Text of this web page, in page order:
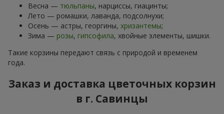
Весна — тюльпаны, нарциссы, гиацинты;
Лето — ромашки, лаванда, подсолнухи;
Осень — астры, георгины, хризантемы;
Зима — розы, гипсофила, хвойные элементы, шишки.
Такие корзины передают связь с природой и временем
года.
Заказ и доставка цветочных корзин
в г. Савинцы